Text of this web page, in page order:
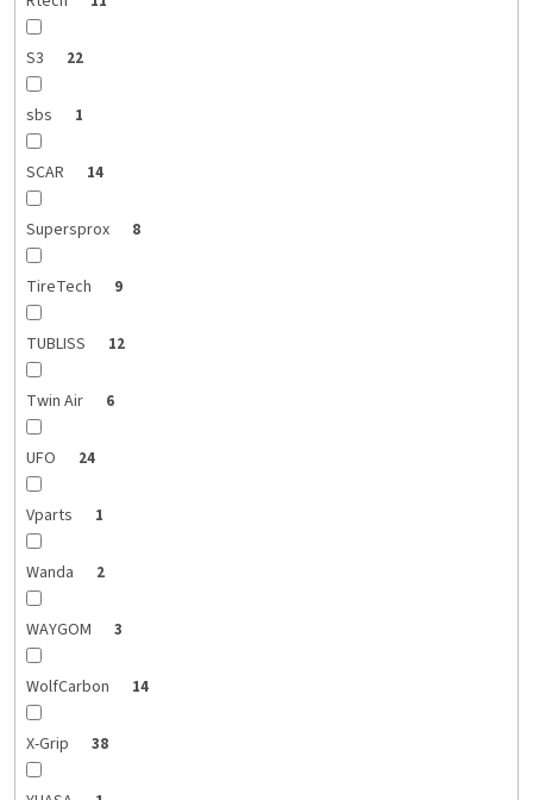
S3 22
sbs 1
SCAR 14
Supersprox 8
TireTech 9
TUBLISS 12
Twin Air 6
UFO 24
Vparts 1
Wanda 2
WAYGOM 3
WolfCarbon 14
X-Grip 38